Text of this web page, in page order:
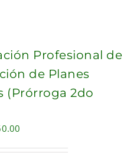
Profesional de
de Planes
(Prórroga 2do